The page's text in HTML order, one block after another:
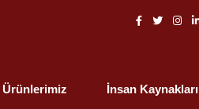
Ürünlerimiz İnsan Kaynakları